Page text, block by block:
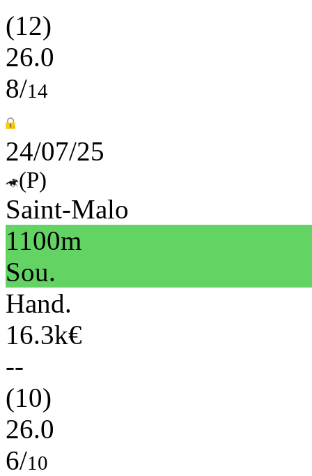
(12)
26.0
8/14
24/07/25
(P)
Saint-Malo
1100m
Sou.
Hand.
16.3k€
--
(10)
26.0
6/10